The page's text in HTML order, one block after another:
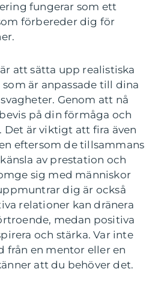
fungerar som ett
förbereder dig för
att sätta upp realistiska
är anpassade till dina
Genom att nå
på din förmåga och
Det är viktigt att fira även
eftersom de tillsammans
av prestation och
sig med människor
dig är också
relationer kan dränera
medan positiva
och stärka. Var inte
från en mentor eller en
att du behöver det.